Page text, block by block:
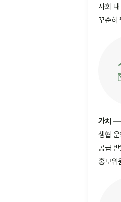
사회
꾸준히
가치 —
생협
공급
홍보위